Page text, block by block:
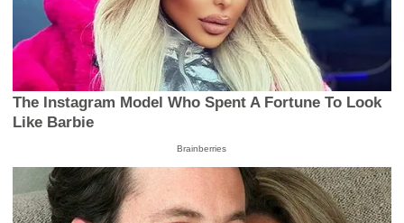
The Instagram Model Who Spent A Fortune To Look
Like Barbie
Brainberries